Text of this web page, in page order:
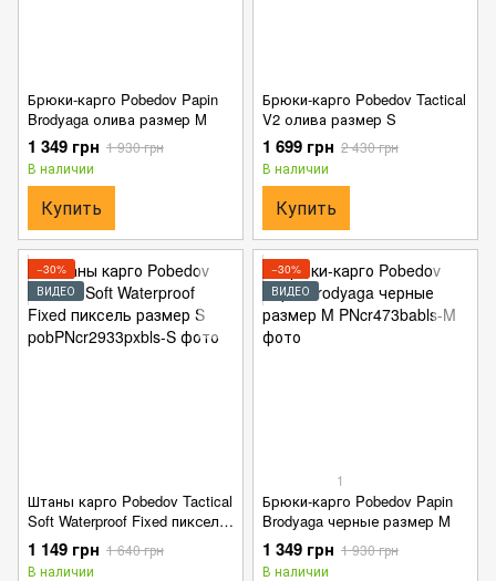
Брюки-карго Pobedov Papin
Brodyaga олива размер M
1 349 грн 1 930 грн
В наличии
Купить
Брюки-карго Pobedov Tactical
V2 олива размер S
1 699 грн 2 430 грн
В наличии
Купить
−30%
ВИДЕО
Штаны карго Pobedov Tactical
Soft Waterproof Fixed пиксель
размер S
1 149 грн 1 640 грн
В наличии
−30%
ВИДЕО
1
Брюки-карго Pobedov Papin
Brodyaga черные размер M
1 349 грн 1 930 грн
В наличии